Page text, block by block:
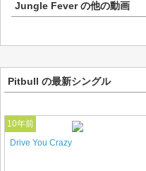
Jungle Feverの他の動画
Pitbull の最新シングル
10年前
Drive You Crazy